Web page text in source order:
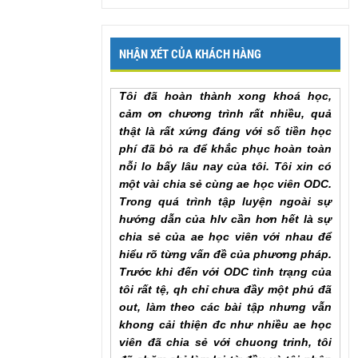
NHẬN XÉT CỦA KHÁCH HÀNG
cảm ơn chương trình rất nhiều, quả
thật là rất xứng đáng với số tiền học
phí đã bỏ ra để khắc phục hoàn toàn
nỗi lo bấy lâu nay của tôi. Tôi xin có
một vài chia sẻ cùng ae học viên ODC.
Trong quá trình tập luyện ngoài sự
hướng dẫn của hlv cần hơn hết là sự
chia sẻ của ae học viên với nhau để
hiểu rõ từng vấn đề của phương pháp.
Trước khi đến với ODC tình trạng của
tôi rất tệ, qh chỉ chưa đầy một phú đã
out, làm theo các bài tập nhưng vẫn
khong cải thiện đc như nhiều ae học
viên đã chia sẻ với chuong trinh, tôi
đã chăm chỉ làm lại từ đầu và tôi nhận